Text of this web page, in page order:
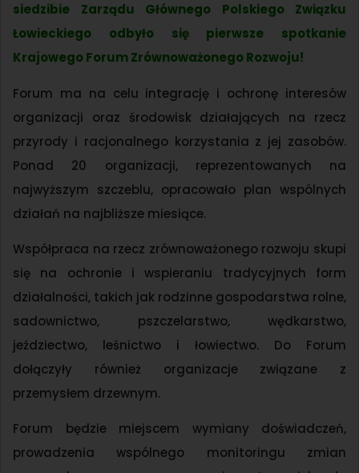
siedzibie Zarządu Głównego Polskiego Związku
Łowieckiego odbyło się pierwsze spotkanie
Krajowego Forum Zrównoważonego Rozwoju!
Forum ma na celu integrację i ochronę interesów
organizacji oraz środowisk działających na rzecz
przyrody i racjonalnego korzystania z jej zasobów.
Ponad 20 organizacji, reprezentowanych na
najwyższym szczeblu, opracowało plan wspólnych
działań na najbliższe miesiące.
Współpraca na rzecz zrównoważonego rozwoju skupi
się na ochronie i wspieraniu tradycyjnych form
działalności, takich jak rodzinne gospodarstwa rolne,
sadownictwo, pszczelarstwo, wędkarstwo,
jeździectwo, leśnictwo i łowiectwo. Do Forum
dołączyły również organizacje związane z
przemysłem drzewnym.
Forum będzie miejscem wymiany doświadczeń,
prowadzenia wspólnego monitoringu zmian